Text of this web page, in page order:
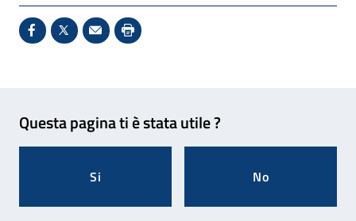
Condividi su Facebook - Sito esterno - Apertura in
X - Sito esterno - Apertura in nuova finestra
Invio Mail: apre il programma di posta
Stampa pagina: scelta meno
Questa pagina ti è stata utile ?
Si No